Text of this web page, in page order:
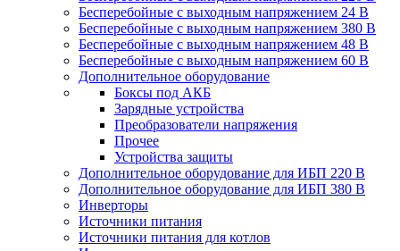
Бесперебойные с выходным напряжением 24 В
Бесперебойные с выходным напряжением 380 В
Бесперебойные с выходным напряжением 48 В
Бесперебойные с выходным напряжением 60 В
Дополнительное оборудование
Боксы под АКБ
Зарядные устройства
Преобразователи напряжения
Прочее
Устройства защиты
Дополнительное оборудование для ИБП 220 В
Дополнительное оборудование для ИБП 380 В
Инверторы
Источники питания
Источники питания для котлов